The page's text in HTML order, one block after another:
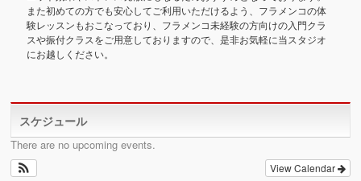
また初めての方でも安心してご利用いただけるよう、フラメンコの体
験レッスンもおこなっており、フラメンコ未経験の方向けの入門クラ
スや振付クラスをご用意しておりますので、是非お気軽に当スタジオ
にお越しください。
スケジュール
There are no upcoming events.
View Calendar